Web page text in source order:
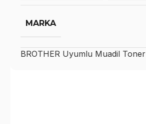
MARKA
BROTHERUyumlu Muadil Toner